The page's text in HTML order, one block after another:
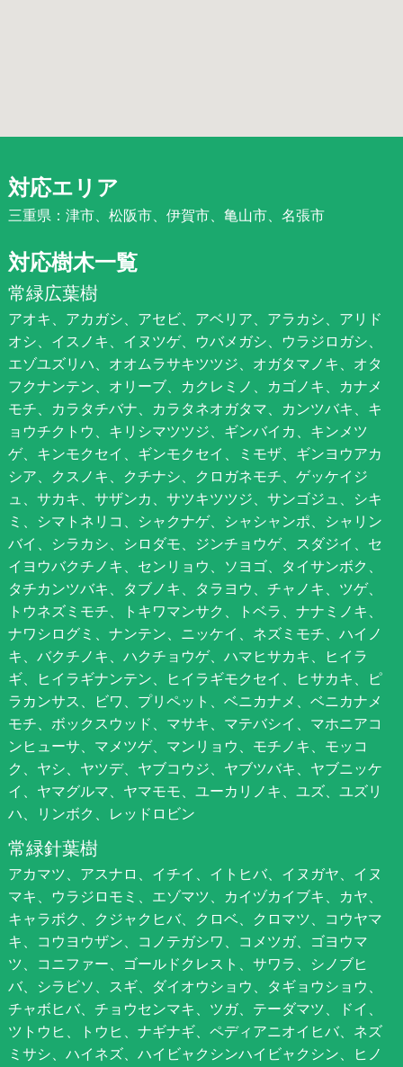
対応エリア
三重県：津市、松阪市、伊賀市、亀山市、名張市
対応樹木一覧
常緑広葉樹
アオキ、アカガシ、アセビ、アベリア、アラカシ、アリド
オシ、イスノキ、イヌツゲ、ウバメガシ、ウラジロガシ、
エゾユズリハ、オオムラサキツツジ、オガタマノキ、オタ
フクナンテン、オリーブ、カクレミノ、カゴノキ、カナメ
モチ、カラタチバナ、カラタネオガタマ、カンツバキ、キ
ョウチクトウ、キリシマツツジ、ギンバイカ、キンメツ
ゲ、キンモクセイ、ギンモクセイ、ミモザ、ギンヨウアカ
シア、クスノキ、クチナシ、クロガネモチ、ゲッケイジ
ュ、サカキ、サザンカ、サツキツツジ、サンゴジュ、シキ
ミ、シマトネリコ、シャクナゲ、シャシャンポ、シャリン
バイ、シラカシ、シロダモ、ジンチョウゲ、スダジイ、セ
イヨウバクチノキ、センリョウ、ソヨゴ、タイサンボク、
タチカンツバキ、タブノキ、タラヨウ、チャノキ、ツゲ、
トウネズミモチ、トキワマンサク、トベラ、ナナミノキ、
ナワシログミ、ナンテン、ニッケイ、ネズミモチ、ハイノ
キ、バクチノキ、ハクチョウゲ、ハマヒサカキ、ヒイラ
ギ、ヒイラギナンテン、ヒイラギモクセイ、ヒサカキ、ピ
ラカンサス、ビワ、プリペット、ベニカナメ、ベニカナメ
モチ、ボックスウッド、マサキ、マテバシイ、マホニアコ
ンヒューサ、マメツゲ、マンリョウ、モチノキ、モッコ
ク、ヤシ、ヤツデ、ヤブコウジ、ヤブツバキ、ヤブニッケ
イ、ヤマグルマ、ヤマモモ、ユーカリノキ、ユズ、ユズリ
ハ、リンボク、レッドロビン
常緑針葉樹
アカマツ、アスナロ、イチイ、イトヒバ、イヌガヤ、イヌ
マキ、ウラジロモミ、エゾマツ、カイヅカイブキ、カヤ、
キャラボク、クジャクヒバ、クロベ、クロマツ、コウヤマ
キ、コウヨウザン、コノテガシワ、コメツガ、ゴヨウマ
ツ、コニファー、ゴールドクレスト、サワラ、シノブヒ
バ、シラビソ、スギ、ダイオウショウ、タギョウショウ、
チャボヒバ、チョウセンマキ、ツガ、テーダマツ、ドイ、
ツトウヒ、トウヒ、ナギナギ、ペディアニオイヒバ、ネズ
ミサシ、ハイネズ、ハイビャクシンハイビャクシン、ヒノ